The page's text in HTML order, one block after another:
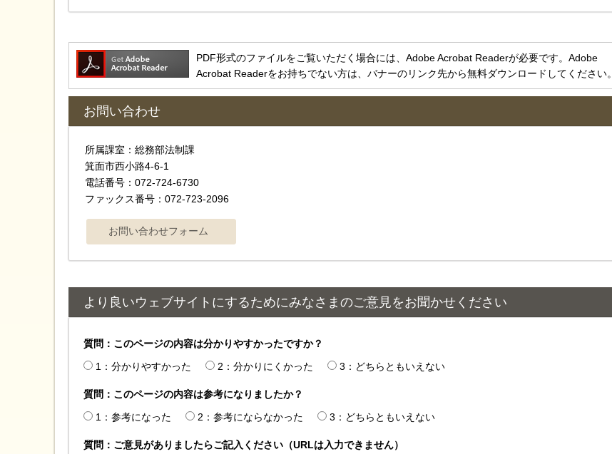
PDF形式のファイルをご覧いただく場合には、Adobe Acrobat Readerが必要です。Adobe
Acrobat Readerをお持ちでない方は、バナーのリンク先から無料ダウンロードしてください。
お問い合わせ
所属課室：総務部法制課
箕面市西小路4‐6‐1
電話番号：072-724-6730
ファックス番号：072-723-2096
より良いウェブサイトにするためにみなさまのご意見をお聞かせください
質問：このページの内容は分かりやすかったですか？
1：分かりやすかった
2：分かりにくかった 3：どちらともいえない
質問：このページの内容は参考になりましたか？
1：参考になった
2：参考にならなかった 3：どちらともいえない
質問：ご意見がありましたらご記入ください（URLは入力できません）